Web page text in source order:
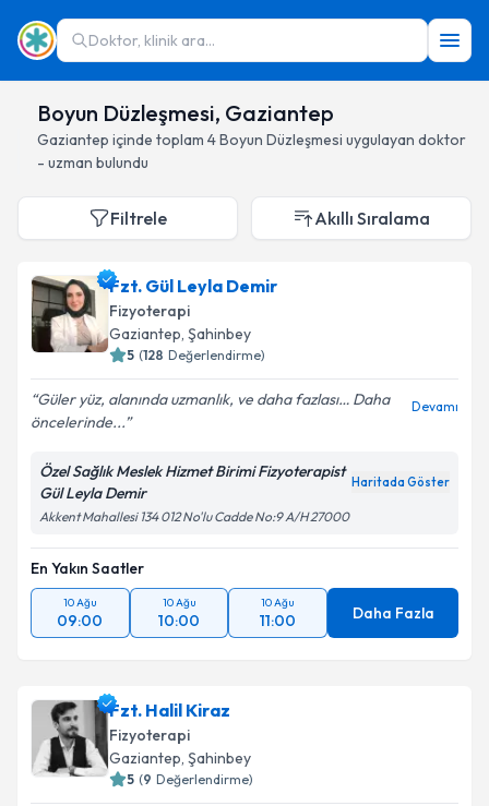
Doktor, klinik ara...
Boyun Düzleşmesi, Gaziantep
Gaziantep içinde toplam 4Boyun Düzleşmesi uygulayan doktor
- uzman bulundu
Filtrele Akıllı Sıralama
Fzt. Gül Leyla Demir
Fizyoterapi
Gaziantep, Şahinbey
5 (128 Değerlendirme)
Güler yüz, alanında uzmanlık, ve daha fazlası… Daha
öncelerinde...
Devamı
Özel Sağlık Meslek Hizmet Birimi Fizyoterapist
Gül Leyla Demir
Haritada Göster
Akkent Mahallesi 134 012 No'lu Cadde No:9 A/H 27000
En Yakın Saatler
10 Ağu
09:00
10 Ağu
10:00
10 Ağu
11:00 Daha Fazla
Fzt. Halil Kiraz
Fizyoterapi
Gaziantep, Şahinbey
5 (9 Değerlendirme)